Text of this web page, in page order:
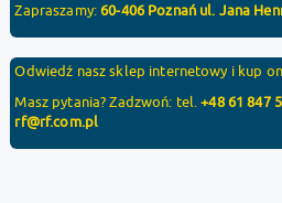
Zapraszamy:60-406 Poznań ul. Jana
Odwiedź nasz sklep internetowy i kup
Masz pytania? Zadzwoń: tel.+48 61 847
rf@rf.com.pl